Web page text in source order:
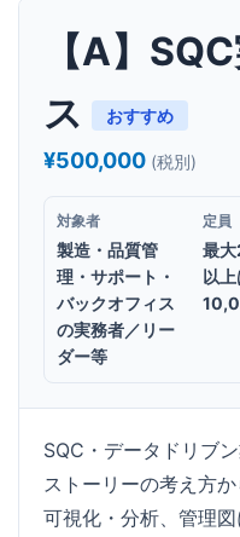
【A】
ス
おすすめ
¥500,000 (税別)
対象者
製造・品質管
理・サポート・
バックオフィス
の実務者／リー
ダー等
定員
最
以上
SQC・データドリブ
ストーリーの考え方
可視化・分析、管理